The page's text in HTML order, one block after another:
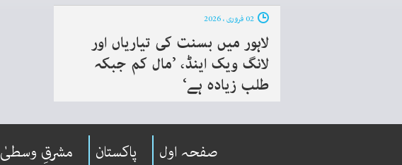
لاہور میں بسنت کی تیاریاں اور
لانگ ویک اینڈ، ’مال کم جبکہ
طلب زیادہ ہے‘
صفحہ اول پاکستان مشرقِ وسطیٰ